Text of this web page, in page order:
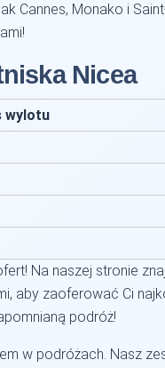
Cannes, Monako i
Nicea
wylotu
Na naszej stronie
aby zaoferować Ci
podróż!
w podróżach. Nasz